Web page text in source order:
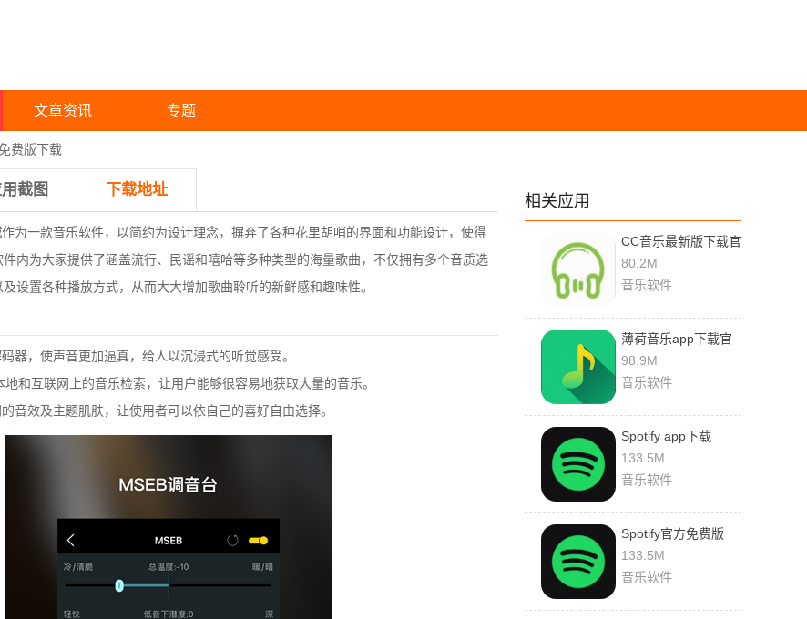
文章资讯 专题
费版下载
截图 下载地址
作为一款音乐软件，以简约为设计理念，摒弃了各种花里胡哨的界面和功能设计，使得
内为大家提供了涵盖流行、民谣和嘻哈等多种类型的海量歌曲，不仅拥有多个音质选
设置各种播放方式，从而大大增加歌曲聆听的新鲜感和趣味性。
，使声音更加逼真，给人以沉浸式的听觉感受。
互联网上的音乐检索，让用户能够很容易地获取大量的音乐。
效及主题肌肤，让使用者可以依自己的喜好自由选择。
相关应用
CC音乐最新版下载官
网版
80.2M
音乐软件
薄荷音乐app下载官
网免费安装
98.9M
音乐软件
Spotify app下载
133.5M
音乐软件
Spotify官方免费版
133.5M
音乐软件